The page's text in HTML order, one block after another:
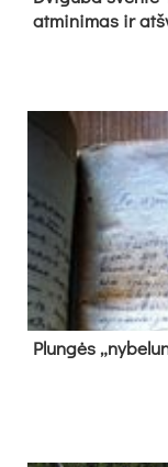
at­mi­ni­mas ir
Plun­gės